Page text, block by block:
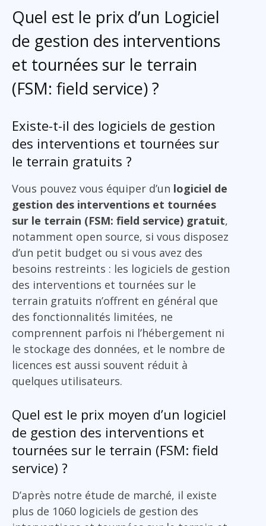
Quel est le prix d’un Logiciel
de gestion des interventions
et tournées sur le terrain
(FSM: field service) ?
Existe-t-il des logiciels de gestion
des interventions et tournées sur
le terrain gratuits ?
Vous pouvez vous équiper d’un logiciel de
gestion des interventions et tournées
sur le terrain (FSM: field service) gratuit,
notamment open source, si vous disposez
d’un petit budget ou si vous avez des
besoins restreints : les logiciels de gestion
des interventions et tournées sur le
terrain gratuits n’offrent en général que
des fonctionnalités limitées, ne
comprennent parfois ni l’hébergement ni
le stockage des données, et le nombre de
licences est aussi souvent réduit à
quelques utilisateurs.
Quel est le prix moyen d’un logiciel
de gestion des interventions et
tournées sur le terrain (FSM: field
service) ?
D’après notre étude de marché, il existe
plus de 1060 logiciels de gestion des